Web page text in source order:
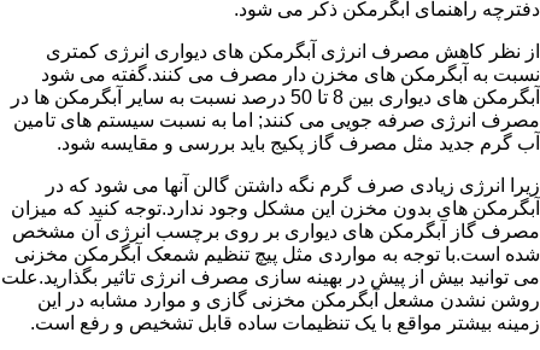
دفترچه راهنمای آبگرمکن ذکر می شود.
از نظر کاهش مصرف انرژی آبگرمکن های دیواری انرژی کمتری
نسبت به آبگرمکن های مخزن دار مصرف می کنند.گفته می شود
آبگرمکن های دیواری بین 8 تا 50 درصد نسبت به سایر آبگرمکن ها در
مصرف انرژی صرفه جویی می کنند; اما به نسبت سیستم های تامین
آب گرم جدید مثل مصرف گاز پکیج باید بررسی و مقایسه شود.
زیرا انرژی زیادی صرف گرم نگه داشتن گالن آنها می شود که در
آبگرمکن های بدون مخزن این مشکل وجود ندارد.توجه کنید که میزان
مصرف گاز آبگرمکن های دیواری بر روی برچسب انرژی آن مشخص
شده است.با توجه به مواردی مثل پیچ تنظیم شمعک آبگرمکن مخزنی
می توانید بیش از پیش در بهینه سازی مصرف انرژی تاثیر بگذارید.علت
روشن نشدن مشعل آبگرمکن مخزنی گازی و موارد مشابه در این
زمینه بیشتر مواقع با یک تنظیمات ساده قابل تشخیص و رفع است.